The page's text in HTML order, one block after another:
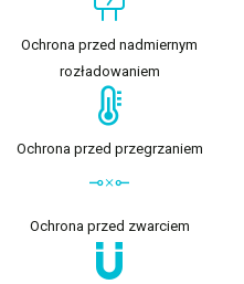
Ochrona przed nadmiernym
rozładowaniem
Ochrona przed przegrzaniem
Ochrona przed zwarciem